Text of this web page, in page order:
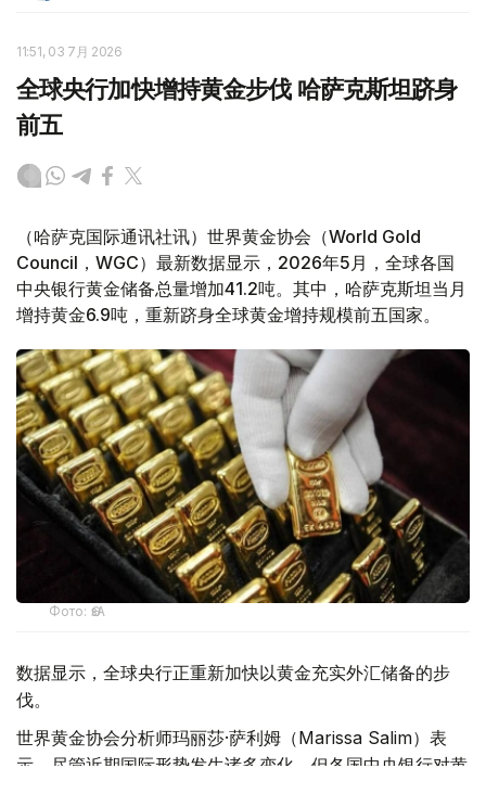
11:51, 03 7月 2026
全球央行加快增持黄金步伐 哈萨克斯坦跻身
前五
（哈萨克国际通讯社讯）世界黄金协会（World Gold
Council，WGC）最新数据显示，2026年5月，全球各国
中央银行黄金储备总量增加41.2吨。其中，哈萨克斯坦当月
增持黄金6.9吨，重新跻身全球黄金增持规模前五国家。
Фото: ӨзА
数据显示，全球央行正重新加快以黄金充实外汇储备的步
伐。
世界黄金协会分析师玛丽莎·萨利姆（Marissa Salim）表
示，尽管近期国际形势发生诸多变化，但各国中央银行对黄